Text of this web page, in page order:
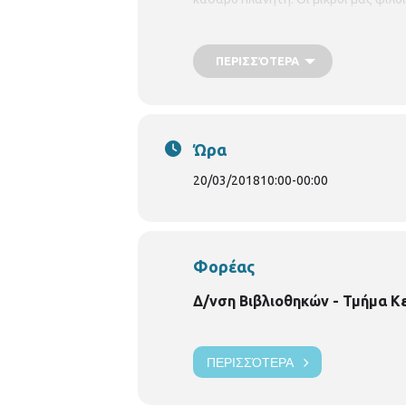
ΠΕΡΙΣΣΌΤΕΡΑ
Ώρα
20/03/201810:00-00:00
Φορέας
Δ/νση Βιβλιοθηκών - Τμήμα
ΠΕΡΙΣΣΌΤΕΡΑ